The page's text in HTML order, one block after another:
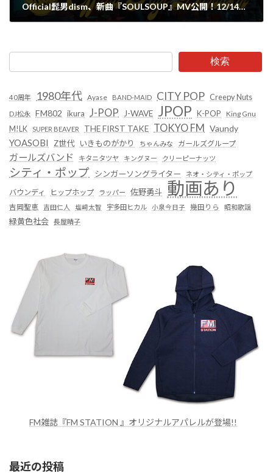
Official髭男dism、新曲『SOULSOUP』MV公開！12/14・15に日テレ系23時 ニュース番組『news zero』に2夜連続出演！
検索
40周年 1980年代 Ayase BAND-MAID CITY POP Creepy Nuts
DJ松永 FM802 ikura J-POP J-WAVE JPOP K-POP
King Gnu
M!LK
SUPER BEAVER THE FIRST TAKE TOKYO FM Vaundy
YOASOBI Z世代 いきものがかり ちゃんみな ガールズグループ
ガールズバンド キタニタツヤ キングヌー クリーピーナッツ
シティ・ポップ シンガーソングライター ネオ・シティ・ポップ
バウンディ ヒップホップ ラッパー 佐野勇斗 動画あり
吉岡聖恵 吉田仁人 塩﨑太智 宇多田ヒカル 小泉今日子 幾田りら 昭和歌謡
緑黄色社会 長屋晴子
FM雑誌『FM STATION 』オリジナルアパレルが登場!!
最近の投稿